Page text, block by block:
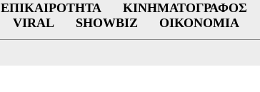
ΕΠΙΚΑΙΡΌΤΗΤΑ ΚΙΝΗΜΑΤΟΓΡΆΦΟΣ
VIRAL
SHOWBIZ ΟΙΚΟΝΟΜΊΑ